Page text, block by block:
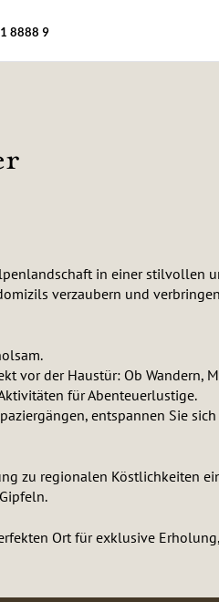
8888 9
in einer stilvollen
verzaubern und
vor der Haustür: Ob Wandern,
für Abenteuerlustige.
entspannen Sie
zu regionalen Köstlichkeiten
Ort für exklusive